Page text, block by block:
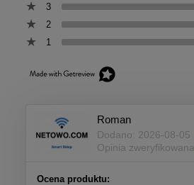
3
2
1
Roman
Dodano: 2026-08-05
Opinia zweryfikowana
Ocena produktu: